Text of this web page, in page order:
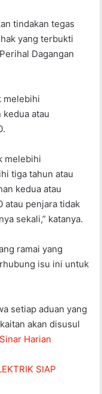
tindakan tegas
yang terbukti
Dagangan
melebihi
kedua atau
melebihi
tiga tahun atau
kedua atau
atau penjara tidak
sekali,” katanya.
ramai yang
isu ini untuk
setiap aduan yang
akan disusul
Sinar Harian
SIAP